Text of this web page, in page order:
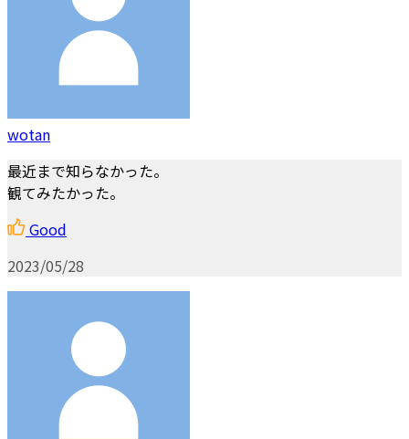
wotan
最近まで知らなかった。
観てみたかった。
Good
2023/05/28